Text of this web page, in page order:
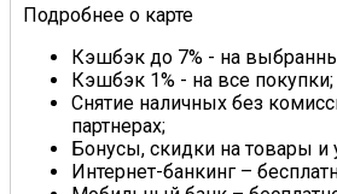
Подробнее о карте
Кэшбэк до 7% - на
Кэшбэк 1% - на все покупки;
Снятие наличных без
партнерах;
Бонусы, скидки на товары и
Интернет-банкинг –